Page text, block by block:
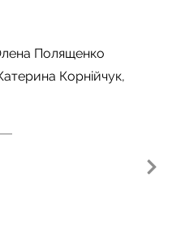
Полященко
Корнійчук,